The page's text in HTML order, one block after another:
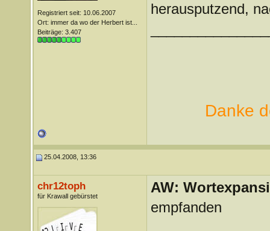
Registriert seit: 10.06.2007
Ort: immer da wo der Herbert ist...
Beiträge: 3.407
herausputzend,
Danke
25.04.2008, 13:36
chr12toph
für Krawall gebürstet
AW:
empfanden